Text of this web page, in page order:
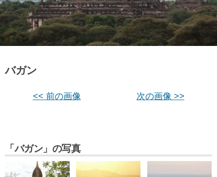
バガン
<< 前の画像 次の画像 >>
「バガン」の写真